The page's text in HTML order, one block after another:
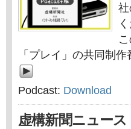
「プレイ」の共同制作
Podcast: Download
虚構新聞ニュース